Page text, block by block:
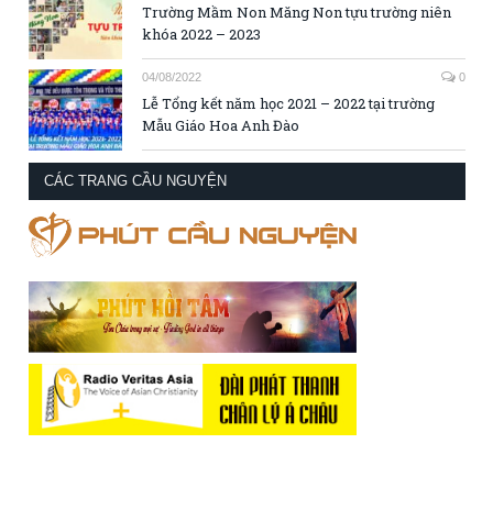
Trường Mầm Non Măng Non tựu trường niên
khóa 2022 – 2023
04/08/2022 0
Lễ Tổng kết năm học 2021 – 2022 tại trường
Mẫu Giáo Hoa Anh Đào
CÁC TRANG CẦU NGUYỆN